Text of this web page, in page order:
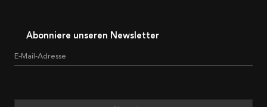
Abonniere unseren Newsletter
E-Mail-Adresse